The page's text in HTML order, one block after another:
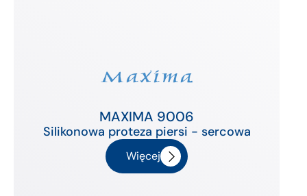
MAXIMA 9006
Silikonowa proteza piersi - sercowa
Więcej